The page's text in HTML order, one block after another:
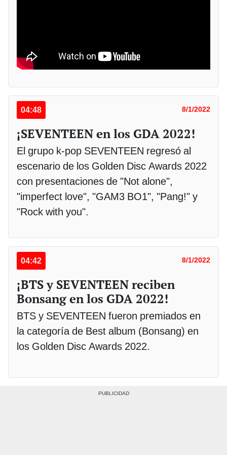
04:48 8/1/2022
¡SEVENTEEN en los GDA 2022!
El grupo k-pop SEVENTEEN regresó al
escenario de los Golden Disc Awards 2022
con presentaciones de "Not alone",
"imperfect love", "GAM3 BO1", "Pang!" y
"Rock with you".
04:42 8/1/2022
¡BTS y SEVENTEEN reciben
Bonsang en los GDA 2022!
BTS y SEVENTEEN fueron premiados en
la categoría de Best album (Bonsang) en
los Golden Disc Awards 2022.